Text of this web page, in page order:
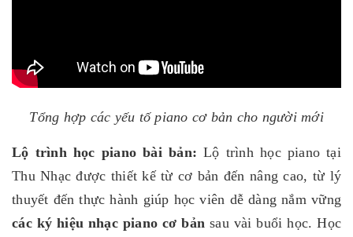
Tổng hợp các yếu tố piano cơ bản cho người mới
Lộ trình học piano bài bản: Lộ trình học piano tại
Thu Nhạc được thiết kế từ cơ bản đến nâng cao, từ lý
thuyết đến thực hành giúp học viên dễ dàng nắm vững
các ký hiệu nhạc piano cơ bản sau vài buổi học. Học